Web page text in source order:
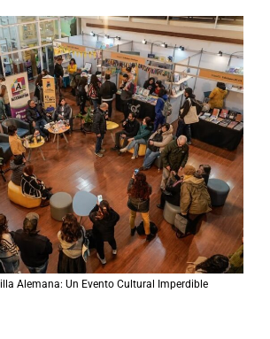
Alemana: Un Evento Cultural Imperdible